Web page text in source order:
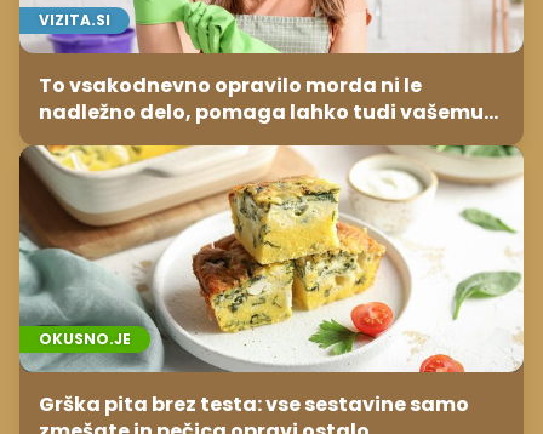
VIZITA.SI
To vsakodnevno opravilo morda ni le
nadležno delo, pomaga lahko tudi vašemu
srcu
OKUSNO.JE
Grška pita brez testa: vse sestavine samo